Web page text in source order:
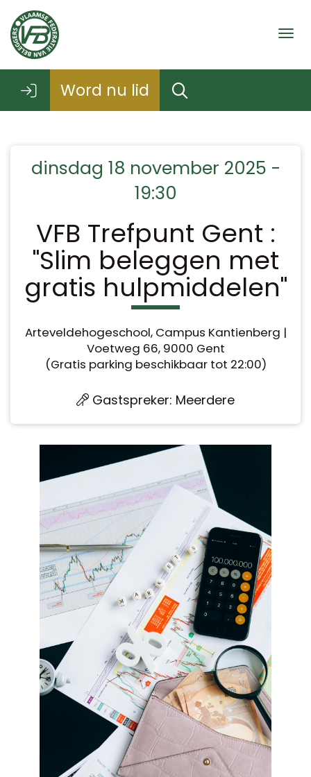
Word nu lid
dinsdag 18 november 2025 -
19:30
VFB Trefpunt Gent :
"Slim beleggen met
gratis hulpmiddelen"
Arteveldehogeschool, Campus Kantienberg |
Voetweg 66, 9000 Gent
(Gratis parking beschikbaar tot 22:00)
Gastspreker: Meerdere